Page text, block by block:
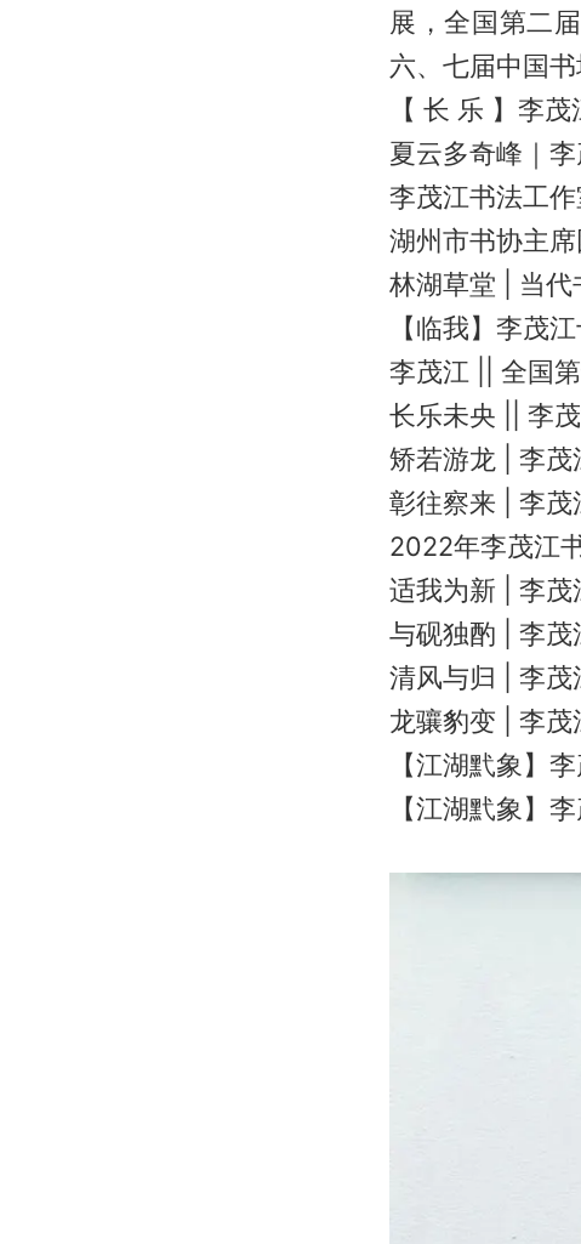
展，全国第二
六、七届中国
【 长 乐 】李
夏云多奇峰｜
李茂江书法工
湖州市书协主
林湖草堂 | 当代
【临我】李茂
李茂江 || 全国
长乐未央 || 李
矫若游龙 | 李茂
彰往察来 | 李茂
2022年李茂江
适我为新 | 李茂
与砚独酌 | 李茂
清风与归 | 李茂
龙骧豹变 | 李
【江湖黓象】
【江湖黓象】